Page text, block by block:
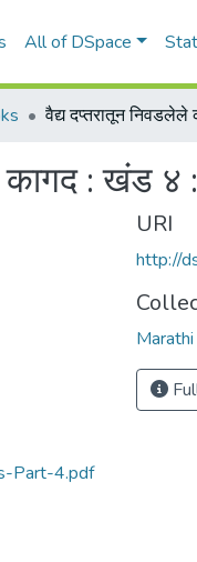
All of DSpace
कागद :
Part-4.pdf
URI
http://